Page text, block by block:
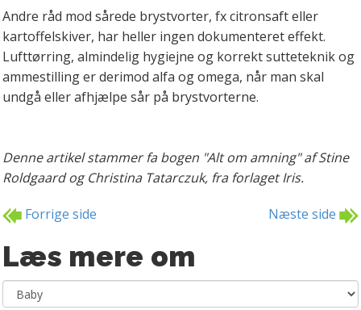
Andre råd mod sårede brystvorter, fx citronsaft eller
kartoffelskiver, har heller ingen dokumenteret effekt.
Lufttørring, almindelig hygiejne og korrekt sutteteknik og
ammestilling er derimod alfa og omega, når man skal
undgå eller afhjælpe sår på brystvorterne.
Denne artikel stammer fa bogen "Alt om amning" af Stine
Roldgaard og Christina Tatarczuk, fra forlaget Iris.
Forrige side Næste side
Læs mere om